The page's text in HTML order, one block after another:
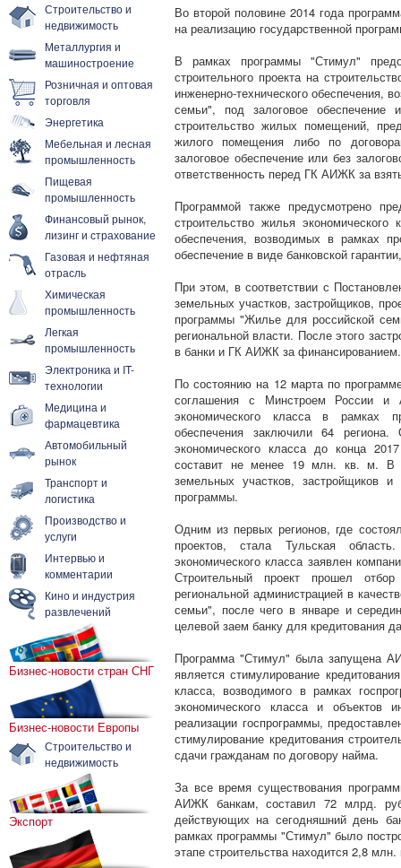
Строительство и
недвижимость
Металлургия и
машиностроение
Розничная и оптовая
торговля
Энергетика
Мебельная и лесная
промышленность
Пищевая
промышленность
Финансовый рынок,
лизинг и страхование
Газовая и нефтяная
отрасль
Химическая
промышленность
Легкая
промышленность
Электроника и IT-
технологии
Медицина и
фармацевтика
Автомобильный
рынок
Транспорт и
логистика
Производство и
услуги
Интервью и
комментарии
Кино и индустрия
развлечений
Бизнес-новости стран СНГ
Бизнес-новости Европы
Строительство и
недвижимость
Экспорт
Во второй половине 2014 года
на реализацию государственной
В рамках программы "Стимул"
строительного проекта на
инженерно-технического обеспечения,
семьи", под залоговое обеспечение
строительство жилых помещений,
жилого помещения либо по
залоговое обеспечение или без
ответственность перед ГК АИЖК за
Программой также предусмотрено
строительство жилья экономического
обеспечения, возводимых в рамках
обеспечение в виде банковской
При этом, в соответствии с
земельных участков, застройщиков,
программы "Жилье для российской
региональной власти. После этого
в банки и ГК АИЖК за финансированием.
По состоянию на 12 марта по
соглашения с Минстроем России и
экономического класса в рамках
обеспечения заключили 64
экономического класса до конца
составит не менее 19 млн. кв. м. В
земельных участков, застройщиков
программы.
Одним из первых регионов, где
проектов, стала Тульская
экономического класса заявлен
Строительный проект прошел
региональной администрацией в
семьи", после чего в январе и
целевой заем банку для кредитования
Программа "Стимул" была запущена
является стимулирование
класса, возводимого в рамках
экономического класса и объектов
реализации госпрограммы,
стимулирование кредитования
сдачи гражданам по договору найма.
За все время существования
АИЖК банкам, составил 72 млрд.
действующих на сегодняшний день
рамках программы "Стимул" было
этапе строительства находится 2,8